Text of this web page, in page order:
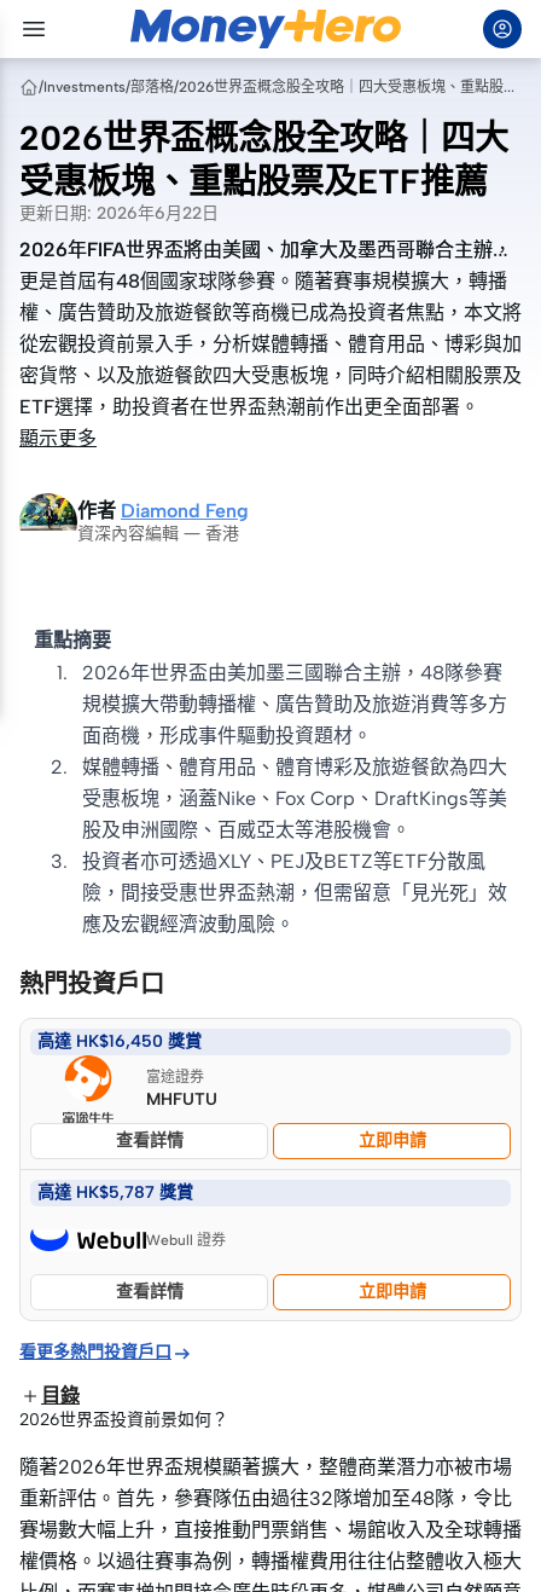
/Investments/部落格/ 2026世界盃概念股全攻略｜四大受惠板塊、重點股票及ETF推薦
2026世界盃概念股全攻略｜四大
受惠板塊、重點股票及ETF推薦
更新日期: 2026年6月22日
2026年FIFA世界盃將由美國、加拿大及墨西哥聯合主辦，
更是首屆有48個國家球隊參賽。隨著賽事規模擴大，轉播
權、廣告贊助及旅遊餐飲等商機已成為投資者焦點，本文將
從宏觀投資前景入手，分析媒體轉播、體育用品、博彩與加
密貨幣、以及旅遊餐飲四大受惠板塊，同時介紹相關股票及
ETF選擇，助投資者在世界盃熱潮前作出更全面部署。
2026年FIFA世界盃將由美國、加拿大及墨西哥聯合主辦，
更是首屆有48個國家球隊參賽。隨著賽事規模擴大，轉播
權、廣告贊助及旅遊餐飲等商機已成為投資者焦點，本文將
從宏觀投資前景入手，分析媒體轉播、體育用品、博彩與加
密貨幣、以及旅遊餐飲四大受惠板塊，同時介紹相關股票及
ETF選擇，助投資者在世界盃熱潮前作出更全面部署。
顯示更多
作者 Diamond Feng
資深內容編輯 — 香港
重點摘要
2026年世界盃由美加墨三國聯合主辦，48隊參賽
規模擴大帶動轉播權、廣告贊助及旅遊消費等多方
面商機，形成事件驅動投資題材。
媒體轉播、體育用品、體育博彩及旅遊餐飲為四大
受惠板塊，涵蓋Nike、Fox Corp、DraftKings等美
股及申洲國際、百威亞太等港股機會。
投資者亦可透過XLY、PEJ及BETZ等ETF分散風
險，間接受惠世界盃熱潮，但需留意「見光死」效
應及宏觀經濟波動風險。
熱門投資戶口
高達 HK$16,450 獎賞
富途證券
MHFUTU
查看詳情
立即申請
高達 HK$5,787 獎賞
Webull 證券
查看詳情 立即申請
看更多熱門投資戶口 
目錄
2026世界盃投資前景如何？
隨著2026年世界盃規模顯著擴大，整體商業潛力亦被市場
重新評估。首先，參賽隊伍由過往32隊增加至48隊，令比
賽場數大幅上升，直接推動門票銷售、場館收入及全球轉播
權價格。以過往賽事為例，轉播權費用往往佔整體收入極大